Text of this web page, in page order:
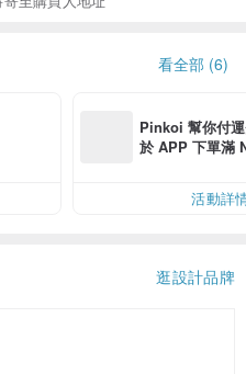
看全部 (6)
Pinkoi 幫你付
於 APP 下單滿
活動詳
逛設計品牌